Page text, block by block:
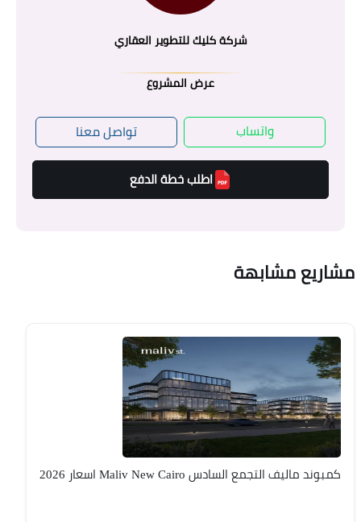
شركة كليك للتطوير العقاري
عرض المشروع
واتساب تواصل معنا
اطلب خطة الدفع
مشاريع مشابهة
كمبوند ماليف التجمع السادس Maliv New Cairo اسعار 2026